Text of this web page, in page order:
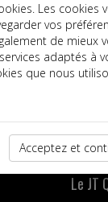
le JT
Le JT
Les cookies
vos
de mieux
adaptés à
que nous
Acceptez et